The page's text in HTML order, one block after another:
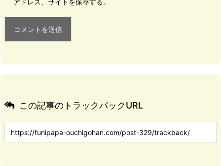
アドレス、サイトを保存する。
この記事のトラックバックURL